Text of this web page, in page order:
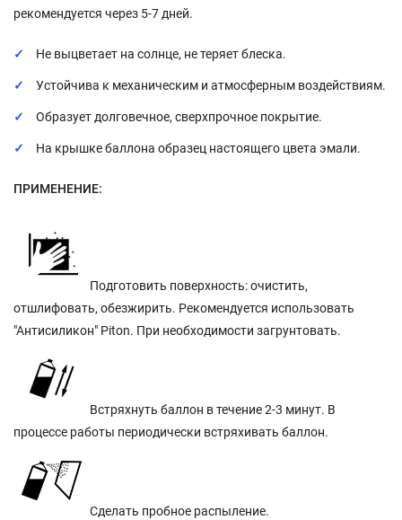
рекомендуется через 5-7 дней.
Не выцветает на солнце, не теряет блеска.
Устойчива к механическим и атмосферным воздействиям.
Образует долговечное, сверхпрочное покрытие.
На крышке баллона образец настоящего цвета эмали.
ПРИМЕНЕНИЕ:
Подготовить поверхность: очистить,
отшлифовать, обезжирить. Рекомендуется использовать
"Антисиликон" Piton. При необходимости загрунтовать.
Встряхнуть баллон в течение 2-3 минут. В
процессе работы периодически встряхивать баллон.
Сделать пробное распыление.